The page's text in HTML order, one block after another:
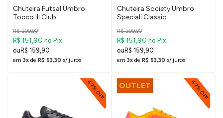
Chuteira Futsal Umbro
Tocco III Club
R$ 299,90
R$ 151,90 no Pix
R$ 159,90
em 3x de R$ 53,30 s/ juros
Chuteira Society Umbro
Speciali Classic
R$ 299,90
R$ 151,90 no Pix
R$ 159,90
em 3x de R$ 53,30 s/ juros
47% OFF OUTLET 47% OFF